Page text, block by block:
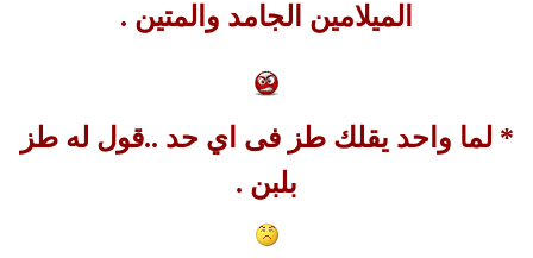
الميلامين الجامد والمتين .
* لما واحد يقلك طز فى اي حد ..قول له طز
بلبن .